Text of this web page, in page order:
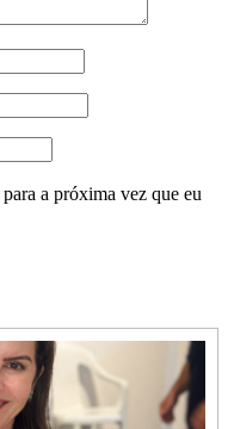
a próxima vez que eu